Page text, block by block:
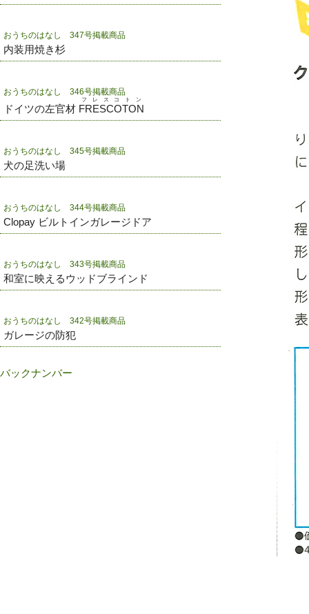
おうちのはなし 347号掲載商品
内装用焼き杉
おうちのはなし 346号掲載商品
ドイツの左官材 FRESCOTON
フレスコトン
おうちのはなし 345号掲載商品
犬の足洗い場
おうちのはなし 344号掲載商品
Clopay ビルトインガレージドア
おうちのはなし 343号掲載商品
和室に映えるウッドブラインド
おうちのはなし 342号掲載商品
ガレージの防犯
バックナンバー